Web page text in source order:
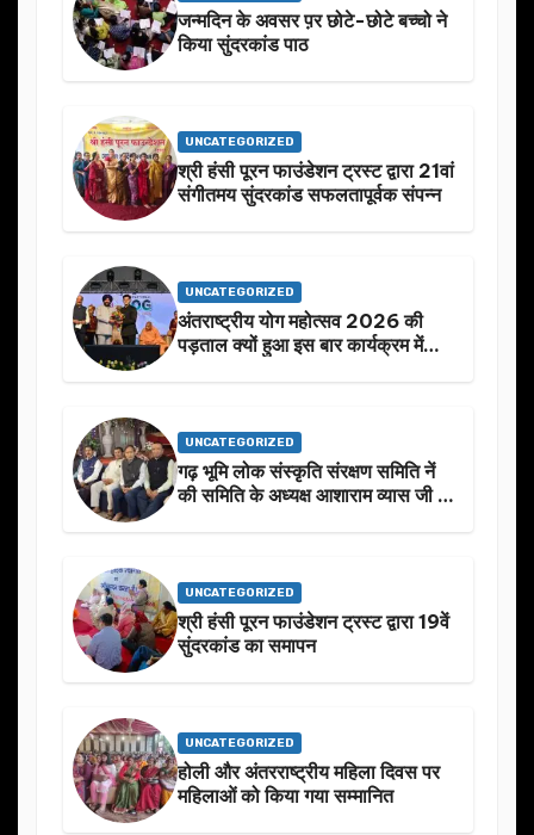
जन्मदिन के अवसर प़र छोटे-छोटे बच्चो ने
किया सुंदरकांड पाठ
UNCATEGORIZED
श्री हंसी पूरन फाउंडेशन ट्रस्ट द्वारा 21वां
संगीतमय सुंदरकांड सफलतापूर्वक संपन्न
UNCATEGORIZED
अंतराष्ट्रीय योग महोत्सव 2026 की
पड़ताल क्यों हुआ इस बार कार्यक्रम में
UNCATEGORIZED
गढ़ भूमि लोक संस्कृति संरक्षण समिति नें
की समिति के अध्यक्ष आशाराम व्यास जी के
UNCATEGORIZED
श्री हंसी पूरन फाउंडेशन ट्रस्ट द्वारा 19वें
सुंदरकांड का समापन
UNCATEGORIZED
होली और अंतरराष्ट्रीय महिला दिवस पर
महिलाओं को किया गया सम्मानित